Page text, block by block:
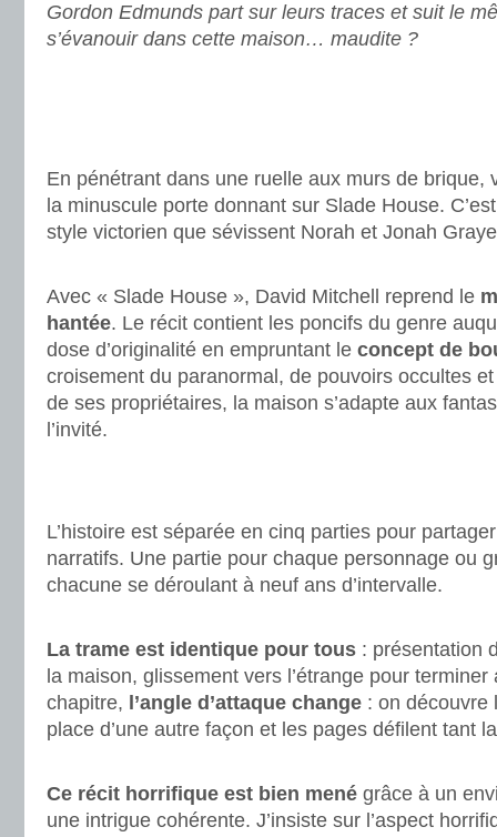
Gordon Edmunds part sur leurs traces et suit le
s’évanouir dans cette maison… maudite ?
En pénétrant dans une ruelle aux murs de brique,
la minuscule porte donnant sur Slade House.
style victorien que sévissent Norah et Jonah
Avec « Slade House », David Mitchell reprend le
hantée. Le récit contient les poncifs du genre
dose d’originalité en empruntant le concept de
croisement du paranormal, de pouvoirs occultes
de ses propriétaires, la maison s’adapte aux
l’invité.
L’histoire est séparée en cinq parties pour
narratifs. Une partie pour chaque personnage ou
chacune se déroulant à neuf ans d’intervalle.
La trame est identique pour tous : présentation
la maison, glissement vers l’étrange pour
chapitre, l’angle d’attaque change : on découvre
place d’une autre façon et les pages défilent tant
Ce récit horrifique est bien mené grâce à un
une intrigue cohérente. J’insiste sur l’aspect